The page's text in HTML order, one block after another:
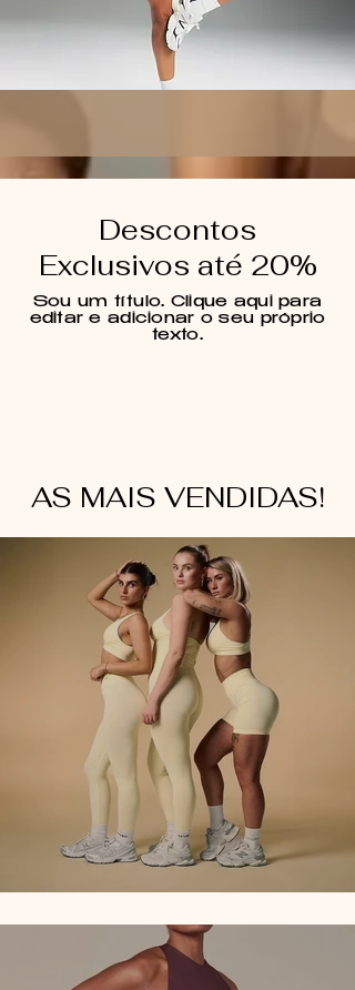
Descontos
Exclusivos até 20%
Sou um título. Clique aqui para
editar e adicionar o seu próprio
texto.
AS MAIS VENDIDAS!